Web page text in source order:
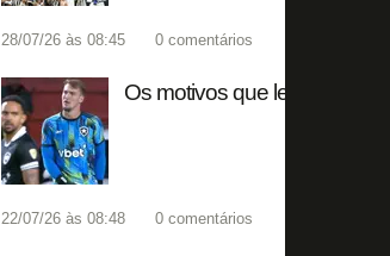
28/07/26 às 08:45 0 comentários
Os motivos que levaram o
22/07/26 às 08:48 0 comentários